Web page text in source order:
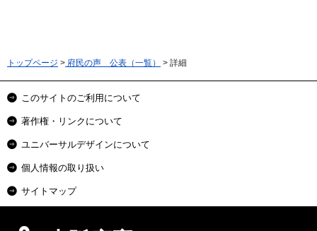
トップページ > 府民の声 公表（一覧） > 詳細
このサイトのご利用について
著作権・リンクについて
ユニバーサルデザインについて
個人情報の取り扱い
サイトマップ